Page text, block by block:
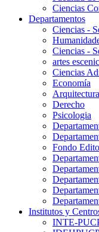
Ciencias
Departamentos
Ciencias -
Ciencias -
artes
Ciencias
Economía
Arquitectura
Derecho
Psicologia
Fondo
Institutos y
INTE-